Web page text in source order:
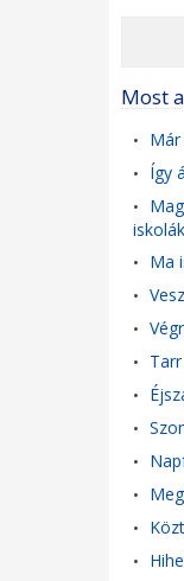
Most
•
• Így
•
• Ma
•
•
•
•
•
•
•
•
•